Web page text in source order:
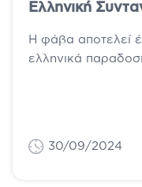
Ελληνική
Η φάβα αποτελεί
ελληνικά
30/09/2024